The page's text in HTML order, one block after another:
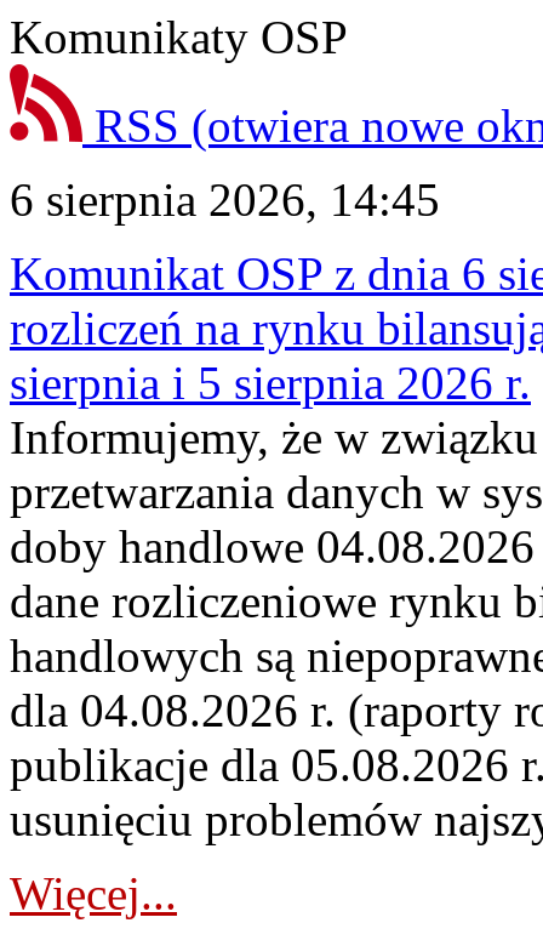
Komunikaty OSP
RSS (otwiera nowe
6 sierpnia 2026, 14:45
Komunikat OSP z dnia 6
rozliczeń na rynku
sierpnia i 5 sierpnia 2026 r.
Informujemy, że w
przetwarzania danych w
doby handlowe
dane rozliczeniowe rynku
handlowych są
dla 04.08.2026 r. (raporty
publikacje dla 05.08.2026
usunięciu problemów
Więcej...